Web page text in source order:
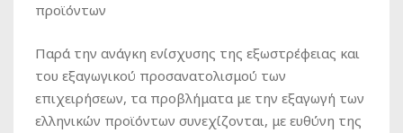
προϊόντων
Παρά την ανάγκη ενίσχυσης της εξωστρέφειας και
του εξαγωγικού προσανατολισμού των
επιχειρήσεων, τα προβλήματα με την εξαγωγή των
ελληνικών προϊόντων συνεχίζονται, με ευθύνη της